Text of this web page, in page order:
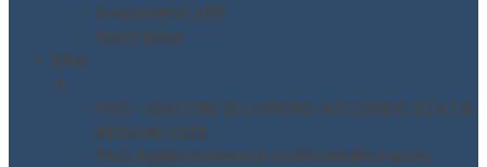
Documenti utili
Fonti Blog
FAQ
▼
FAQ – DATORE DI LAVORO ACCORDO STATO
REGIONI 2025
FAQ Aggiornamento Antincendio nuovo